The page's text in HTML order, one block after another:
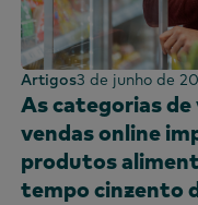
Artigos3 de junho de
As categorias de
vendas online
produtos
tempo cinzento